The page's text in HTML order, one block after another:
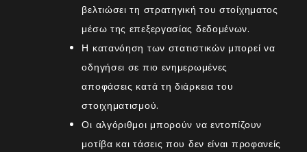
βελτιώσει τη στρατηγική του στοίχηματος
μέσω της επεξεργασίας δεδομένων.
Η κατανόηση των στατιστικών μπορεί να
οδηγήσει σε πιο ενημερωμένες
αποφάσεις κατά τη διάρκεια του
στοιχηματισμού.
Οι αλγόριθμοι μπορούν να εντοπίζουν
μοτίβα και τάσεις που δεν είναι προφανείς